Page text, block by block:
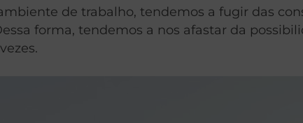
de trabalho, tendemos a fugir das
forma, tendemos a nos afastar da